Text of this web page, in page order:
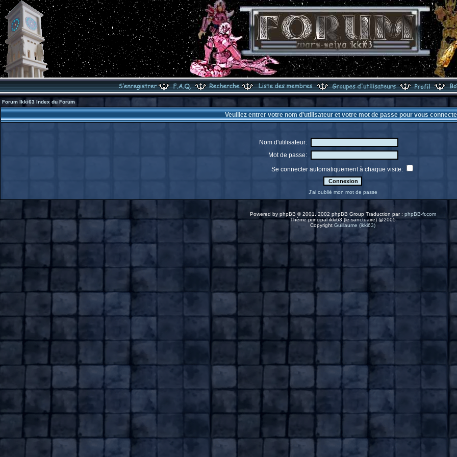
Forum Ikki63 Index du Forum
Veuillez entrer votre nom d'utilisateur et votre mot de passe pour vous
Nom d'utilisateur:
Mot de passe:
Se connecter automatiquement à chaque visite:
J'ai oublié mon mot de passe
Powered by phpBB © 2001, 2002 phpBB Group Traduction par : phpBB-fr.com
Thème principal ikki63 (le sanctuaire) @2005
Copyright Guillaume (ikki63)